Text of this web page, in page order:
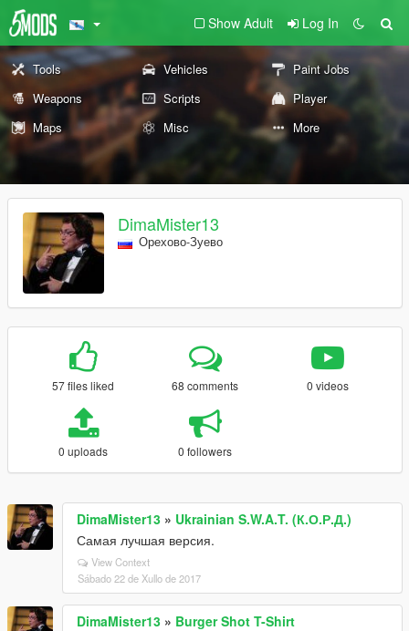
Show Adult Log In
Tools Vehicles
Paint Jobs
Weapons
Scripts
Player
Maps
Misc More
DimaMister13
Орехово-Зуево
57 files liked 68 comments 0 videos
0 uploads 0 followers
DimaMister13 » Ukrainian S.W.A.T. (К.О.Р.Д.)
Самая лучшая версия.
View Context
Sábado 22 de Xullo de 2017
DimaMister13 » Burger Shot T-Shirt